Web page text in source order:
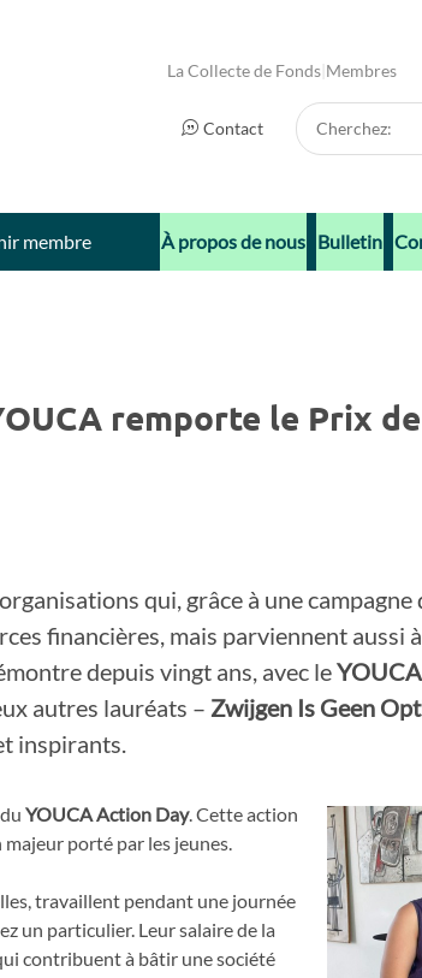
La Collecte de Fonds Membres
Contact
Cherchez:
membre À propos de nous Bulletin
remporte le Prix
qui, grâce à une campagne
financières, mais parviennent aussi
depuis vingt ans, avec le
autres lauréats – Zwijgen Is Geen
inspirants.
duYOUCA Action Day. Cette action
porté par les jeunes.
travaillent pendant une journée
un particulier. Leur salaire de la
contribuent à bâtir une société